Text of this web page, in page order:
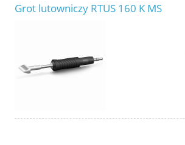
Grot lutowniczy RTUS 160 K MS